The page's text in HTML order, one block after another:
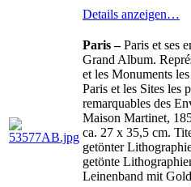
Details anzeigen…
Paris –Paris et ses
Grand Album.
et les Monuments
Paris et les Sites les
remarquables des
Maison Martinet,
ca. 27 x 35,5 cm.
getönter
getönte
Leinenband mit